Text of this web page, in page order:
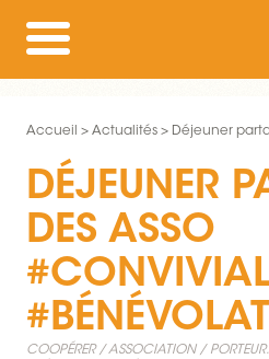
Accueil Actualités Déjeuner
DÉJEUNER
DES ASSO
#BÉNÉVOLAT
COOPÉRER ASSOCIATION